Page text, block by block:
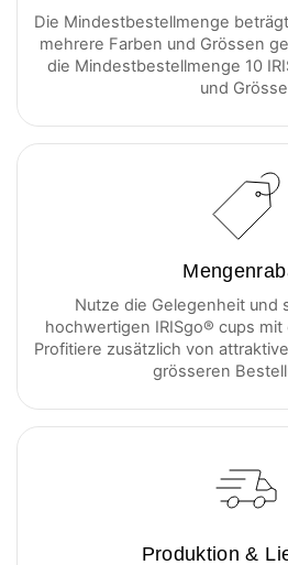
Die Mindestbestellmenge
mehrere Farben und Grössen
die Mindestbestellmenge 10
und
Nutze die Gelegenheit und
hochwertigen IRISgo® cups
Profitiere zusätzlich von
grösseren
Produktion &